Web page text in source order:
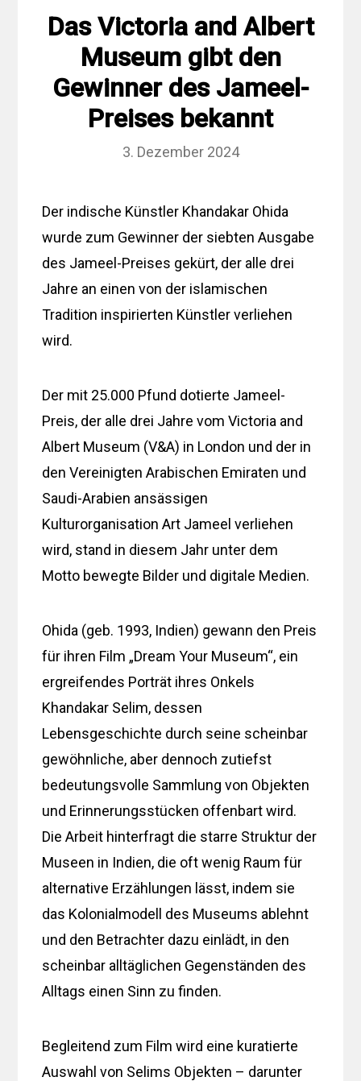
Das Victoria and Albert
Museum gibt den
Gewinner des Jameel-
Preises bekannt
3. Dezember 2024
Der indische Künstler Khandakar Ohida
wurde zum Gewinner der siebten Ausgabe
des Jameel-Preises gekürt, der alle drei
Jahre an einen von der islamischen
Tradition inspirierten Künstler verliehen
wird.
Der mit 25.000 Pfund dotierte Jameel-
Preis, der alle drei Jahre vom Victoria and
Albert Museum (V&A) in London und der in
den Vereinigten Arabischen Emiraten und
Saudi-Arabien ansässigen
Kulturorganisation Art Jameel verliehen
wird, stand in diesem Jahr unter dem
Motto bewegte Bilder und digitale Medien.
Ohida (geb. 1993, Indien) gewann den Preis
für ihren Film „Dream Your Museum“, ein
ergreifendes Porträt ihres Onkels
Khandakar Selim, dessen
Lebensgeschichte durch seine scheinbar
gewöhnliche, aber dennoch zutiefst
bedeutungsvolle Sammlung von Objekten
und Erinnerungsstücken offenbart wird.
Die Arbeit hinterfragt die starre Struktur der
Museen in Indien, die oft wenig Raum für
alternative Erzählungen lässt, indem sie
das Kolonialmodell des Museums ablehnt
und den Betrachter dazu einlädt, in den
scheinbar alltäglichen Gegenständen des
Alltags einen Sinn zu finden.
Begleitend zum Film wird eine kuratierte
Auswahl von Selims Objekten – darunter